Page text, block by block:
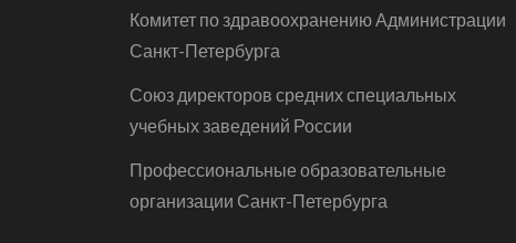
Комитет по здравоохранению Администрации
Санкт-Петербурга
Союз директоров средних специальных
учебных заведений России
Профессиональные образовательные
организации Санкт-Петербурга